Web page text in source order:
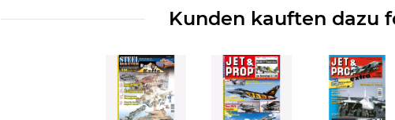
Kunden kauften dazu